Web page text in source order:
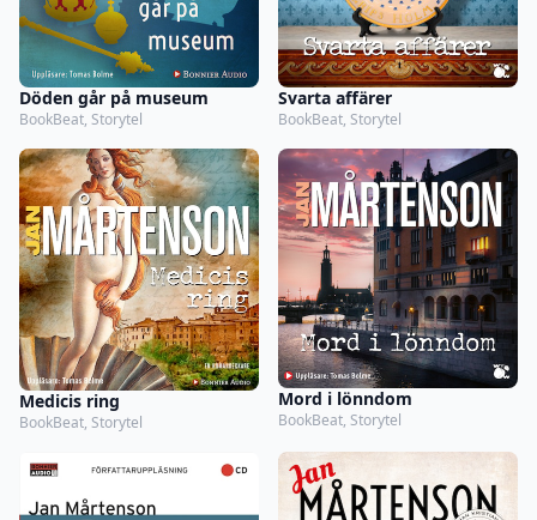
Döden går på museum
BookBeat, Storytel
Svarta affärer
BookBeat, Storytel
Medicis ring
BookBeat, Storytel
Mord i lönndom
BookBeat, Storytel